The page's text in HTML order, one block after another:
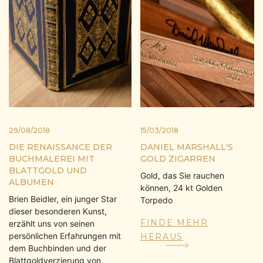
29/08/2018
DIE RENAISSANCE DER
BUCHMALEREI MIT
BLATTGOLD UND
ALBUMEN
Brien Beidler, ein junger Star
dieser besonderen Kunst,
erzählt uns von seinen
persönlichen Erfahrungen mit
dem Buchbinden und der
Blattgoldverzierung von
15/03/2018
DANIEL MARSHALL'S
GOLD ZIGARREN
Gold, das Sie rauchen
können, 24 kt Golden
Torpedo
FINDE MEHR
HERAUS